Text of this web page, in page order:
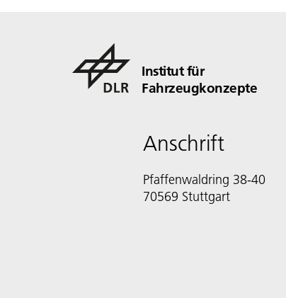
Institut für
Fahrzeugkonzepte
Anschrift
Pfaffenwaldring 38-40
70569 Stuttgart